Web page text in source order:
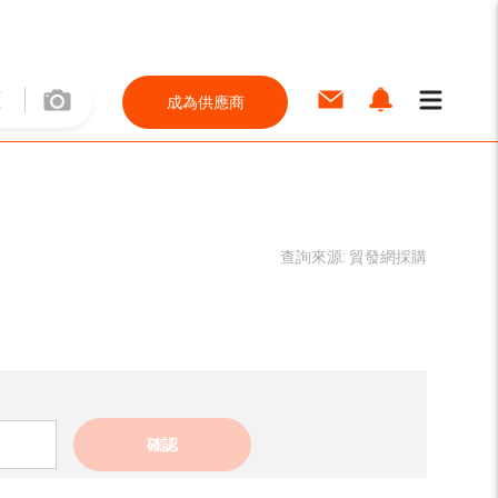
成為供應商
查詢來源: 貿發網採購
確認